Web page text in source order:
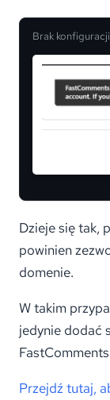
Brak
Dzieje się tak,
powinien
domenie.
W takim
jedynie dodać
Przejdź tutaj,